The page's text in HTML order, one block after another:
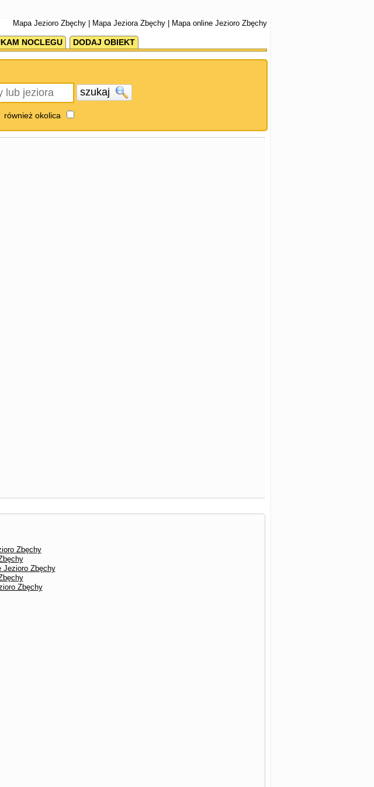
Mapa Jezioro Zbęchy | Mapa Jeziora Zbęchy | Mapa online Jezioro Zbęchy
NOCLEGU DODAJ OBIEKT
szukaj
również okolica
Zbęchy
Jezioro Zbęchy
Zbęchy